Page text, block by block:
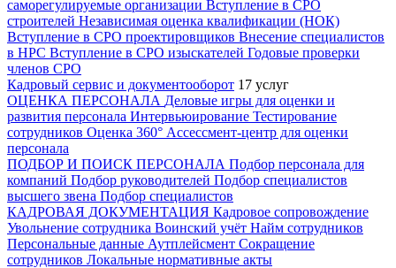
саморегулируемые организации Вступление в СРО
строителей Независимая оценка квалификации (НОК)
Вступление в СРО проектировщиков Внесение специалистов
в НРС Вступление в СРО изыскателей Годовые проверки
членов СРО
Кадровый сервис и документооборот 17 услуг
ОЦЕНКА ПЕРСОНАЛА Деловые игры для оценки и
развития персонала Интервьюирование Тестирование
сотрудников Оценка 360° Ассессмент-центр для оценки
персонала
ПОДБОР И ПОИСК ПЕРСОНАЛА Подбор персонала для
компаний Подбор руководителей Подбор специалистов
высшего звена Подбор специалистов
КАДРОВАЯ ДОКУМЕНТАЦИЯ Кадровое сопровождение
Увольнение сотрудника Воинский учёт Найм сотрудников
Персональные данные Аутплейсмент Сокращение
сотрудников Локальные нормативные акты